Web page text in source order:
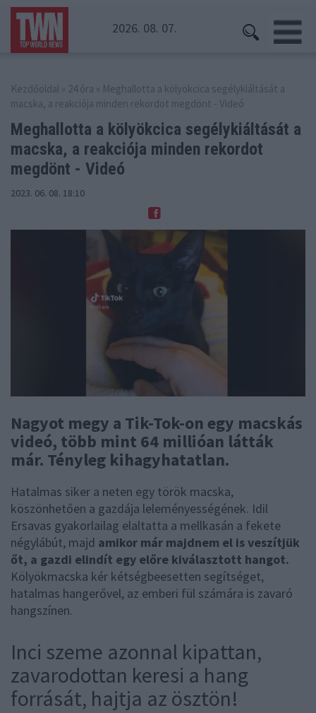
2026. 08. 07.
Kezdőoldal » 24 óra » Meghallotta a kölyökcica segélykiáltását a
macska, a reakciója minden rekordot megdönt - Videó
Meghallotta a kölyökcica segélykiáltását a
macska, a reakciója minden rekordot
megdönt - Videó
2023. 06. 08. 18:10
Nagyot megy a Tik-Tok-on egy macskás
videó, több mint 64 millióan látták
már. Tényleg kihagyhatatlan.
Hatalmas siker a neten egy török macska,
köszönhetően a gazdája leleményességének. Idil
Ersavas gyakorlailag elaltatta a mellkasán a fekete
négylábút, majd amikor már majdnem el is veszítjük
őt, a gazdi elindít egy előre kiválasztott hangot.
Kölyökmacska kér kétségbeesetten segítséget,
hatalmas hangerővel, az emberi fül számára is zavaró
hangszínen.
Inci szeme azonnal kipattan,
zavarodottan keresi a hang
forrását, hajtja az ösztön!